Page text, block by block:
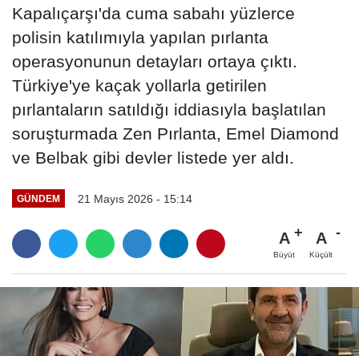
Kapalıçarşı'da cuma sabahı yüzlerce
polisin katılımıyla yapılan pırlanta
operasyonunun detayları ortaya çıktı.
Türkiye'ye kaçak yollarla getirilen
pırlantaların satıldığı iddiasıyla başlatılan
soruşturmada Zen Pırlanta, Emel Diamond
ve Belbak gibi devler listede yer aldı.
GÜNDEM 21 Mayıs 2026 - 15:14
A
Büyüt
A
Küçült